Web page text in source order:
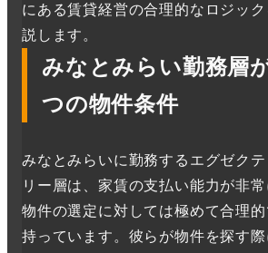
にある賃貸経営の合理的なロジッ
説します。
みなとみらい勤務層
つの物件条件
みなとみらいに勤務するエグゼクテ
リー層は、家賃の支払い能力が非常
物件の選定に対しては極めて合理
持っています。彼らが物件を探す